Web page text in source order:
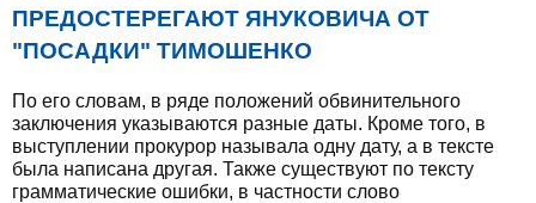
ПРЕДОСТЕРЕГАЮТ ЯНУКОВИЧА ОТ
"ПОСАДКИ" ТИМОШЕНКО
По его словам, в ряде положений обвинительного
заключения указываются разные даты. Кроме того, в
выступлении прокурор называла одну дату, а в тексте
была написана другая. Также существуют по тексту
грамматические ошибки, в частности слово